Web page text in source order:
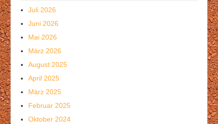
Juli 2026
Juni 2026
Mai 2026
März 2026
August 2025
April 2025
März 2025
Februar 2025
Oktober 2024